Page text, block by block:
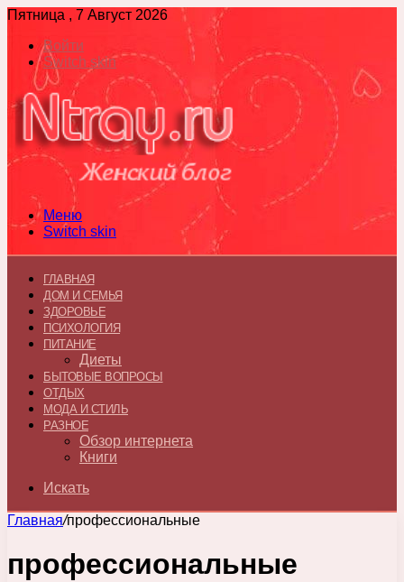
Пятница , 7 Август 2026
Войти
Switch skin
Меню
Switch skin
ГЛАВНАЯ
ДОМ И СЕМЬЯ
ЗДОРОВЬЕ
ПСИХОЛОГИЯ
ПИТАНИЕ
Диеты
БЫТОВЫЕ ВОПРОСЫ
ОТДЫХ
МОДА И СТИЛЬ
РАЗНОЕ
Обзор интернета
Книги
Искать
Главная/профессиональные
профессиональные